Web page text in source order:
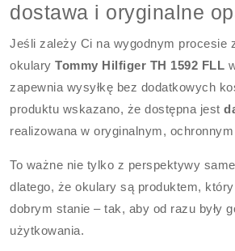
dostawa i oryginalne
Jeśli zależy Ci na wygodnym procesie
okularyTommy Hilfiger TH 1592 FLL
zapewnia wysyłkę bez dodatkowych
produktu wskazano, że dostępna jest
realizowana w oryginalnym,
To ważne nie tylko z perspektywy
dlatego, że okulary są produktem,
dobrym stanie – tak, aby od razu były
użytkowania.